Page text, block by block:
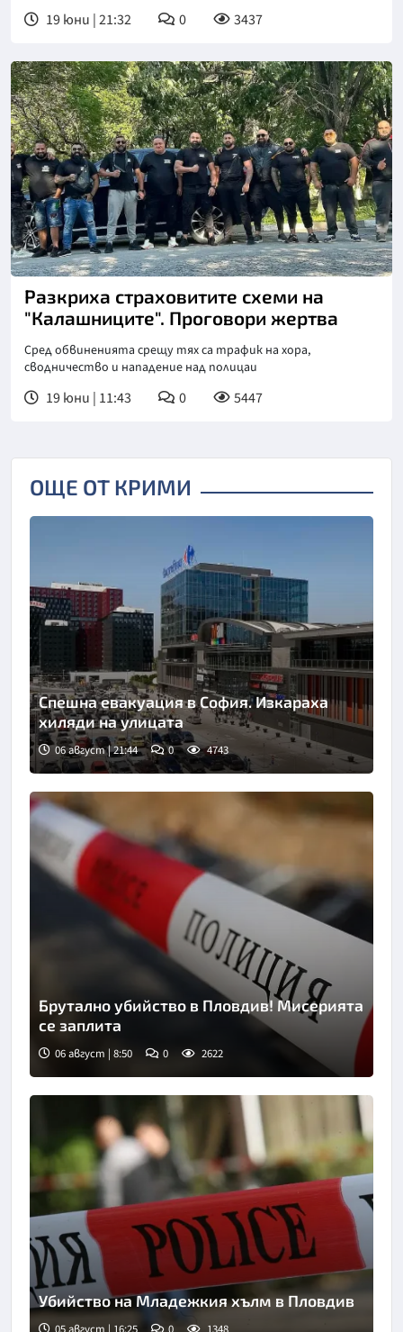
19 юни | 21:32 0 3437
Разкриха страховитите схеми на
"Калашниците". Проговори жертва
Сред обвиненията срещу тях са трафик на хора,
сводничество и нападение над полицаи
19 юни | 11:43 0 5447
ОЩЕ ОТ КРИМИ
Спешна евакуация в София. Изкараха
хиляди на улицата
06 август | 21:44 0 4743
Снимка: goggle
Брутално убийство в Пловдив! Мисерията
се заплита
06 август | 8:50 0 2622
Убийство на Младежкия хълм в Пловдив